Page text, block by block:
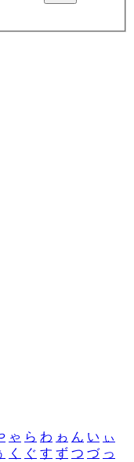
ゃ ら わ ゎ ん い ぃ
く ぐ す ず つ づ っ